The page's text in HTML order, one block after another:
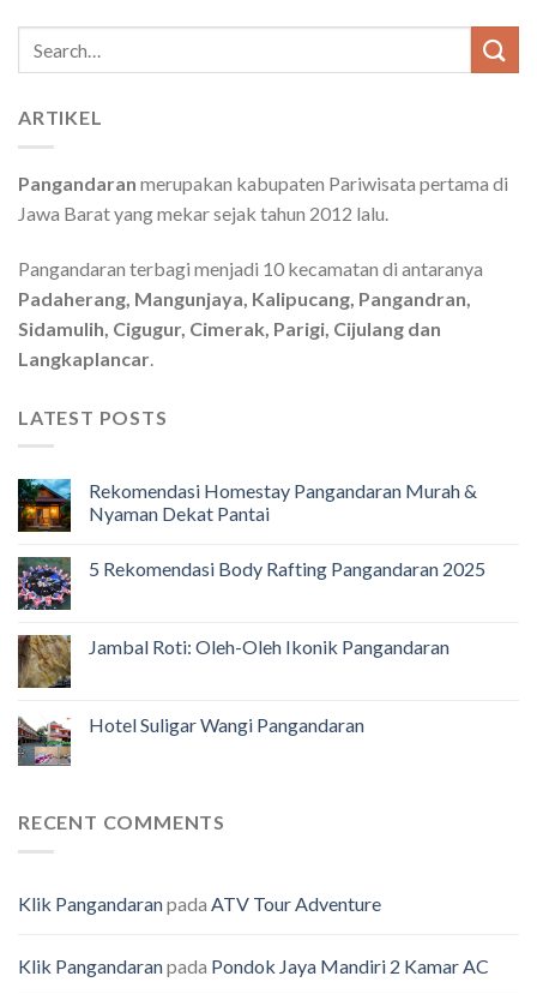
Search
for:
ARTIKEL
Pangandaran merupakan kabupaten Pariwisata pertama di
Jawa Barat yang mekar sejak tahun 2012 lalu.
Pangandaran terbagi menjadi 10 kecamatan di antaranya
Padaherang, Mangunjaya, Kalipucang, Pangandran,
Sidamulih, Cigugur, Cimerak, Parigi, Cijulang dan
Langkaplancar
LATEST POSTS
Rekomendasi Homestay Pangandaran Murah &
Nyaman Dekat Pantai
5 Rekomendasi Body Rafting Pangandaran 2025
Jambal Roti: Oleh-Oleh Ikonik Pangandaran
Hotel Suligar Wangi Pangandaran
RECENT COMMENTS
Klik Pangandaranpada ATV Tour Adventure
Klik Pangandaranpada Pondok Jaya Mandiri 2 Kamar AC